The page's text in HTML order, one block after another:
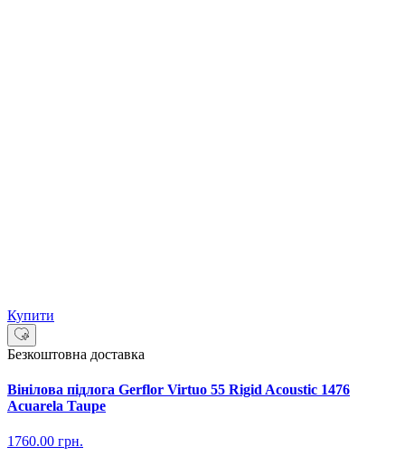
Купити
Безкоштовна доставка
Вінілова підлога Gerflor Virtuo 55 Rigid Acoustic 1476
Acuarela Taupe
1760.00 грн.